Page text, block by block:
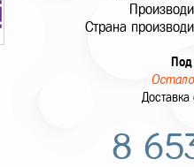
Страна
Под
Доставка
8